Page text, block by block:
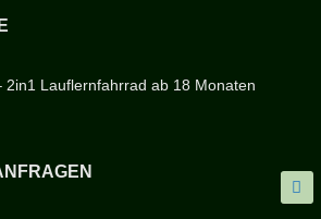
2in1 Lauflernfahrrad ab 18 Monaten